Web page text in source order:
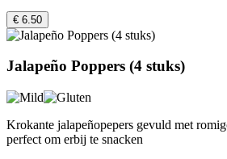
€ 6.50
Jalapeño Poppers (4 stuks)
Krokante jalapeñopepers gevuld met
perfect om erbij te snacken